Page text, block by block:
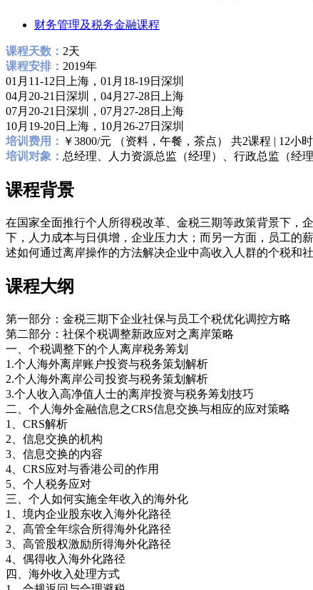
财务管理及税务金融课程
课程天数： 2天
课程安排： 2019年
01月11-12日上海，01月18-19日深圳
04月20-21日深圳，04月27-28日上海
07月20-21日深圳，07月27-28日上海
10月19-20日上海，10月26-27日深圳
培训费用： ￥3800/元 （资料，午餐，茶点） 共2课程 | 12小时
培训对象： 总经理、人力资源总监（经理）、行政总监（经
课程背景
在国家全面推行个人所得税改革、金税三期等政策背景下，
下，人力成本与日俱增，企业压力大；而另一方面，员工的
述如何通过离岸操作的方法解决企业中高收入人群的个税和
课程大纲
第一部分：金税三期下企业社保与员工个税优化调控方略
第二部分：社保个税调整新政应对之离岸策略
一、个税调整下的个人离岸税务筹划
1.个人海外离岸账户投资与税务策划解析
2.个人海外离岸公司投资与税务策划解析
3.个人收入高净值人士的离岸投资与税务筹划技巧
二、个人海外金融信息之CRS信息交换与相应的应对策略
1、CRS解析
2、信息交换的机构
3、信息交换的内容
4、CRS应对与香港公司的作用
5、个人税务应对
三、个人如何实施全年收入的海外化
1、境内企业股东收入海外化路径
2、高管全年综合所得海外化路径
3、高管股权激励所得海外化路径
4、偶得收入海外化路径
四、海外收入处理方式